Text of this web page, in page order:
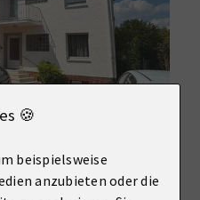
🍪
beispielsweise
anzubieten oder die